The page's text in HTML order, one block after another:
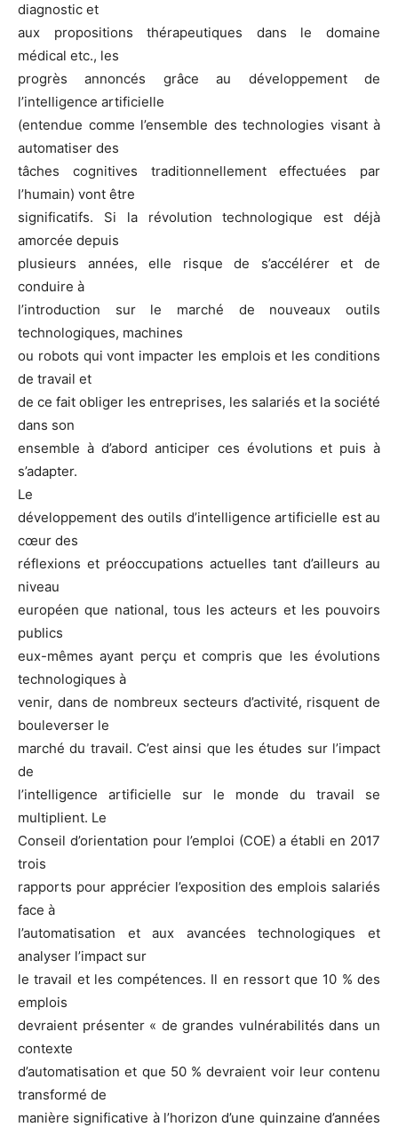
diagnostic et
aux propositions thérapeutiques dans le domaine
médical etc., les
progrès annoncés grâce au développement de
l’intelligence artificielle
(entendue comme l’ensemble des technologies visant à
automatiser des
tâches cognitives traditionnellement effectuées par
l’humain) vont être
significatifs. Si la révolution technologique est déjà
amorcée depuis
plusieurs années, elle risque de s’accélérer et de
conduire à
l’introduction sur le marché de nouveaux outils
technologiques, machines
ou robots qui vont impacter les emplois et les conditions
de travail et
de ce fait obliger les entreprises, les salariés et la société
dans son
ensemble à d’abord anticiper ces évolutions et puis à
s’adapter.
Le
développement des outils d’intelligence artificielle est au
cœur des
réflexions et préoccupations actuelles tant d’ailleurs au
niveau
européen que national, tous les acteurs et les pouvoirs
publics
eux-mêmes ayant perçu et compris que les évolutions
technologiques à
venir, dans de nombreux secteurs d’activité, risquent de
bouleverser le
marché du travail. C’est ainsi que les études sur l’impact
de
l’intelligence artificielle sur le monde du travail se
multiplient. Le
Conseil d’orientation pour l’emploi (COE) a établi en 2017
trois
rapports pour apprécier l’exposition des emplois salariés
face à
l’automatisation et aux avancées technologiques et
analyser l’impact sur
le travail et les compétences. Il en ressort que 10 % des
emplois
devraient présenter « de grandes vulnérabilités dans un
contexte
d’automatisation et que 50 % devraient voir leur contenu
transformé de
manière significative à l’horizon d’une quinzaine d’années